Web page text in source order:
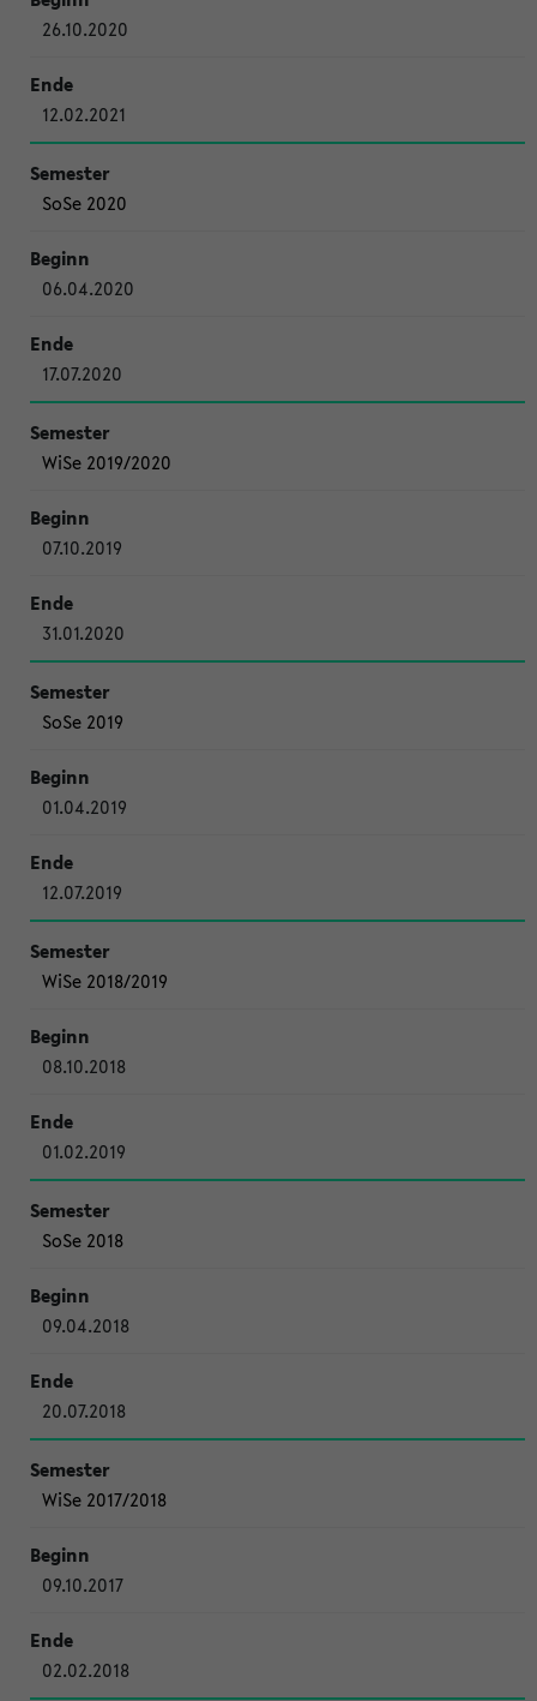
26.10.2020
12.02.2021
SoSe 2020
06.04.2020
17.07.2020
WiSe 2019/2020
07.10.2019
31.01.2020
SoSe 2019
01.04.2019
12.07.2019
WiSe 2018/2019
08.10.2018
01.02.2019
SoSe 2018
09.04.2018
20.07.2018
WiSe 2017/2018
09.10.2017
02.02.2018